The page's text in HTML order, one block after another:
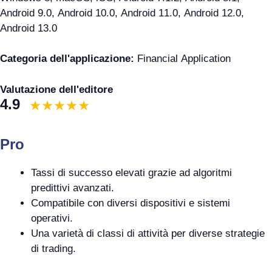
Android 9.0, Android 10.0, Android 11.0, Android 12.0,
Android 13.0
Categoria dell'applicazione: Financial Application
Valutazione dell'editore
4.9
Pro
Tassi di successo elevati grazie ad algoritmi
predittivi avanzati.
Compatibile con diversi dispositivi e sistemi
operativi.
Una varietà di classi di attività per diverse strategie
di trading.